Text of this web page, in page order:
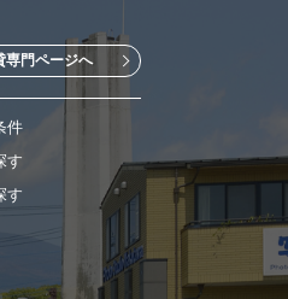
専門ページへ
件
す
す